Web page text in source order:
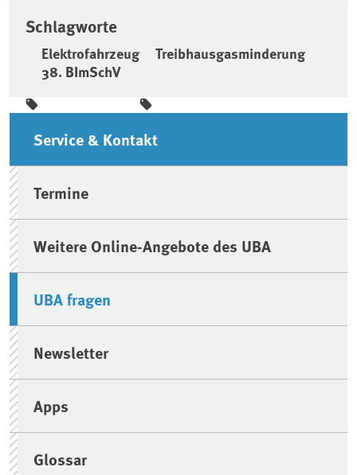
Schlagworte
Elektrofahrzeug
Treibhausgasminderung
38. BImSchV
Seitenleiste
Service & Kontakt
Termine
Weitere Online-Angebote des UBA
UBA fragen
Newsletter
Apps
Glossar